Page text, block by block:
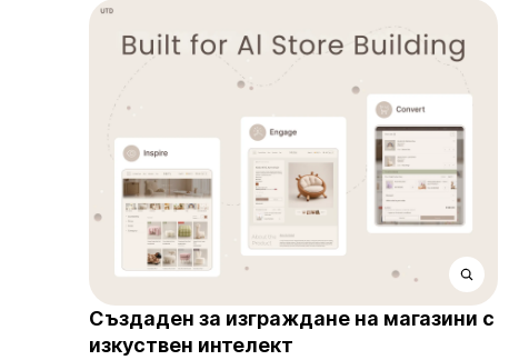
Създаден за изграждане на магазини с
изкуствен интелект